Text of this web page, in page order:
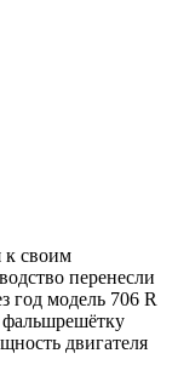
к своим
перенесли
год модель 706 R
двигателя